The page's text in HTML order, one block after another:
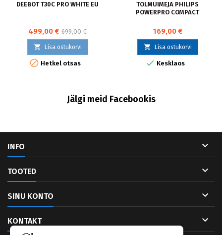
DEEBOT T30C PRO WHITE EU
499,00 € 699,00 €
 Lisa ostukorvi
 Hetkel otsas
TOLMUIMEJA PHILIPS
POWERPRO COMPACT
169,00 €
 Lisa ostukorvi
 Kesklaos
Jälgi meid Facebookis
INFO 
TOOTED 
SINU KONTO 
KONTAKT 